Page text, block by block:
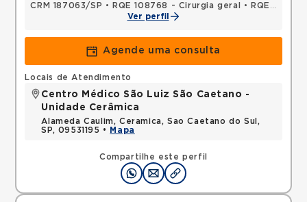
CRM 187063/SP • RQE 108768 - Cirurgia geral •
RQE 113406 - Cancerologia/cancerologia cirúrgica
Ver perfil
Agende uma consulta
Compartilhe este perfil
Locais de Atendimento
Centro Médico São Luiz São Caetano -
Unidade Cerâmica
Alameda Caulim, Ceramica, Sao Caetano do Sul,
SP, 09531195 •
Mapa